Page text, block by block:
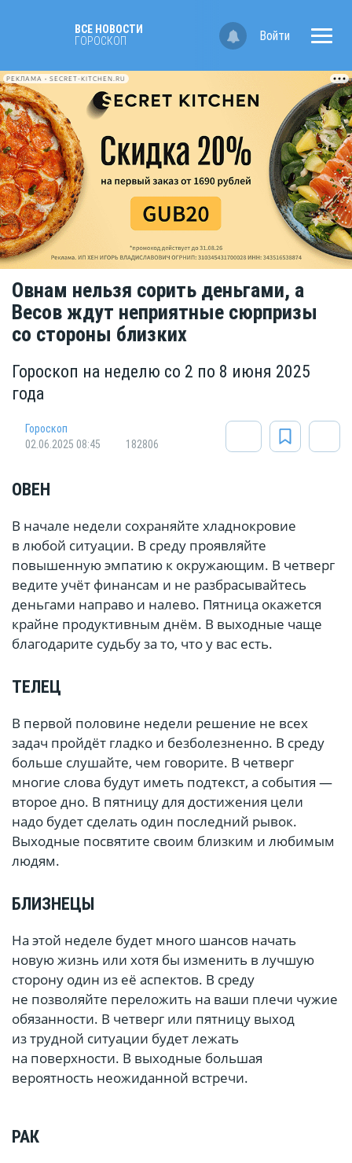
ВСЕ НОВОСТИ
ГОРОСКОП
Войти
РЕКЛАМА • SECRET-KITCHEN.RU
Овнам нельзя сорить деньгами, а
Весов ждут неприятные сюрпризы
со стороны близких
Гороскоп на неделю со 2 по 8 июня 2025
года
Гороскоп
02.06.2025 08:45
182806
ОВЕН
В начале недели сохраняйте хладнокровие
в любой ситуации. В среду проявляйте
повышенную эмпатию к окружающим. В четверг
ведите учёт финансам и не разбрасывайтесь
деньгами направо и налево. Пятница окажется
крайне продуктивным днём. В выходные чаще
благодарите судьбу за то, что у вас есть.
ТЕЛЕЦ
В первой половине недели решение не всех
задач пройдёт гладко и безболезненно. В среду
больше слушайте, чем говорите. В четверг
многие слова будут иметь подтекст, а события —
второе дно. В пятницу для достижения цели
надо будет сделать один последний рывок.
Выходные посвятите своим близким и любимым
людям.
БЛИЗНЕЦЫ
На этой неделе будет много шансов начать
новую жизнь или хотя бы изменить в лучшую
сторону один из её аспектов. В среду
не позволяйте переложить на ваши плечи чужие
обязанности. В четверг или пятницу выход
из трудной ситуации будет лежать
на поверхности. В выходные большая
вероятность неожиданной встречи.
РАК